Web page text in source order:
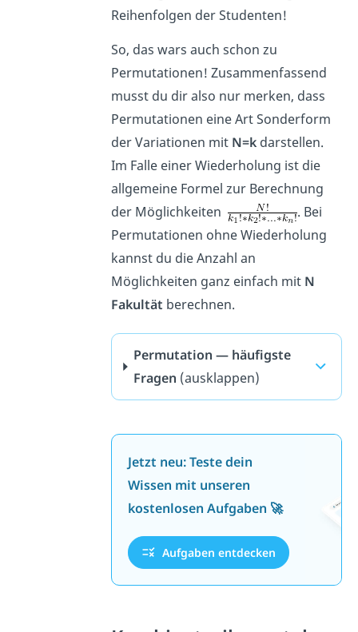
Reihenfolgen der Studenten!
So, das wars auch schon zu
Permutationen! Zusammenfassend
musst du dir also nur merken, dass
Permutationen eine Art Sonderform
der Variationen mit N=k darstellen.
Im Falle einer Wiederholung ist die
allgemeine Formel zur Berechnung
der Möglichkeiten
. Bei
Permutationen ohne Wiederholung
kannst du die Anzahl an
Möglichkeiten ganz einfach mit N
Fakultät berechnen.
Permutation — häufigste
Fragen (ausklappen)
Jetzt neu: Teste dein
Wissen mit unseren
kostenlosen Aufgaben 🚀
Aufgaben entdecken